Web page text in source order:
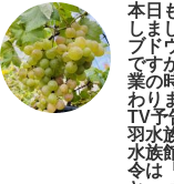
本日
しま
ブド
です
業の
わり
TV予
羽水
水族
令は